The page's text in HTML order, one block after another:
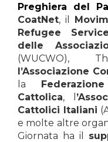
Preghiera del
CoatNet, il
Refugee Service
delle
(WUCWO),
l’Associazione
la
Cattolica, l
Cattolici Italiani
e molte altre
Giornata ha il